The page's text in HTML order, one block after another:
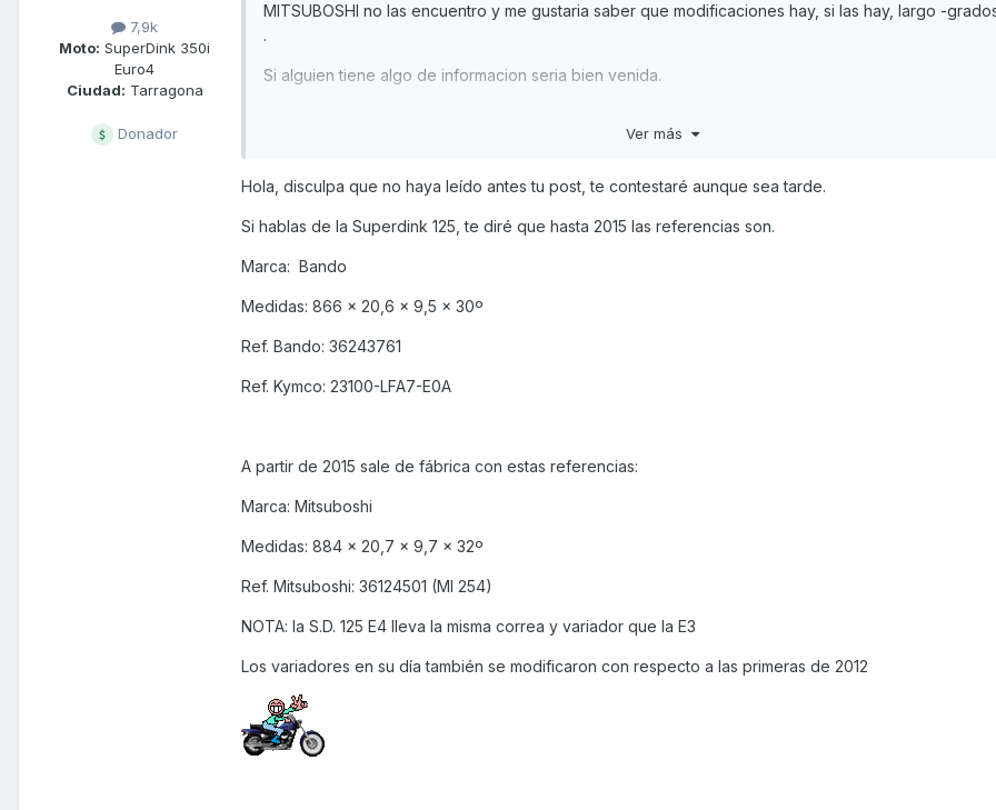
7,9k
Moto: SuperDink 350i
Euro4
Ciudad: Tarragona
Donador
MITSUBOSHI no las encuentro y me gustaria saber que modificaciones hay, si las hay, largo -
.
Si alguien tiene algo de informacion seria bien venida.
Ver más
Hola, disculpa que no haya leído antes tu post, te contestaré aunque sea tarde.
Si hablas de la Superdink 125, te diré que hasta 2015 las referencias son.
Marca: Bando
Medidas: 866 x 20,6 x 9,5 x 30º
Ref. Bando: 36243761
Ref. Kymco: 23100-LFA7-E0A
A partir de 2015 sale de fábrica con estas referencias:
Marca: Mitsuboshi
Medidas: 884 x 20,7 x 9,7 x 32º
Ref. Mitsuboshi: 36124501 (MI 254)
NOTA: la S.D. 125 E4 lleva la misma correa y variador que la E3
Los variadores en su día también se modificaron con respecto a las primeras de 2012